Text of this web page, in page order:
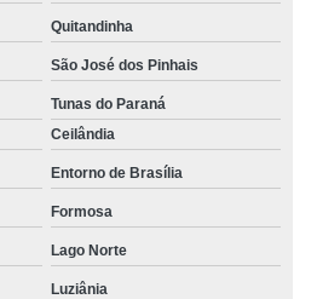
Feira de Santana
Conselheiro Lafaiete
das Neves
Cafarnaum
Quitandinha
São José dos Pinhais
Tunas do Paraná
Ceilândia
Entorno de Brasília
Formosa
Lago Norte
Luziânia